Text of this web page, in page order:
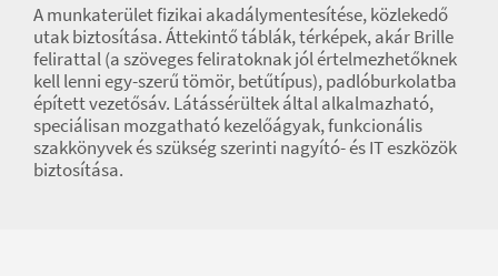
A munkaterület fizikai akadálymentesítése, közlekedő
utak biztosítása. Áttekintő táblák, térképek, akár Brille
felirattal (a szöveges feliratoknak jól értelmezhetőknek
kell lenni egy-szerű tömör, betűtípus), padlóburkolatba
épített vezetősáv. Látássérültek által alkalmazható,
speciálisan mozgatható kezelőágyak, funkcionális
szakkönyvek és szükség szerinti nagyító- és IT eszközök
biztosítása.